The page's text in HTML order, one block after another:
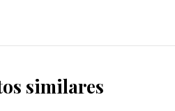
similares